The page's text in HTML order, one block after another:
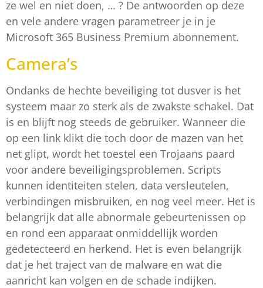
ze wel en niet doen, … ? De antwoorden op deze
en vele andere vragen parametreer je in je
Microsoft 365 Business Premium abonnement.
Camera’s
Ondanks de hechte beveiliging tot dusver is het
systeem maar zo sterk als de zwakste schakel. Dat
is en blijft nog steeds de gebruiker. Wanneer die
op een link klikt die toch door de mazen van het
net glipt, wordt het toestel een Trojaans paard
voor andere beveiligingsproblemen. Scripts
kunnen identiteiten stelen, data versleutelen,
verbindingen misbruiken, en nog veel meer. Het is
belangrijk dat alle abnormale gebeurtenissen op
en rond een apparaat onmiddellijk worden
gedetecteerd en herkend. Het is even belangrijk
dat je het traject van de malware en wat die
aanricht kan volgen en de schade indijken.